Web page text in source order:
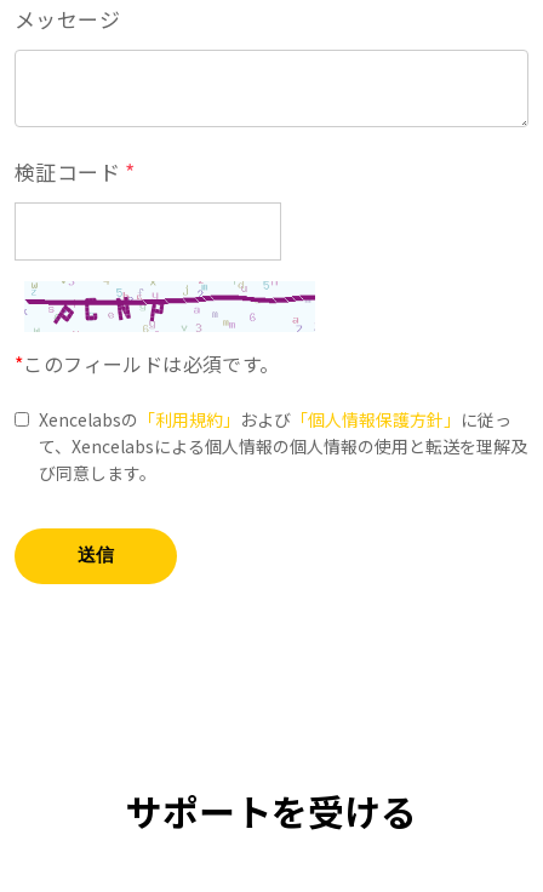
メッセージ
検証コード *
*このフィールドは必須です。
Xencelabsの 「利用規約」 および 「個人情報保護方針」 に従っ
て、Xencelabsによる個人情報の個人情報の使用と転送を理解及
び同意します。
送信
サポートを受ける